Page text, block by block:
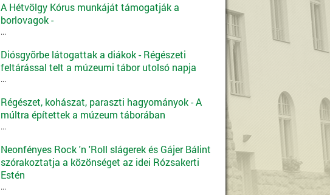
A Hétvölgy Kórus munkáját támogatják a
borlovagok -
...
Diósgyõrbe látogattak a diákok - Régészeti
feltárással telt a múzeumi tábor utolsó napja
...
Régészet, kohászat, paraszti hagyományok - A
múltra építettek a múzeum táborában
...
Neonfényes Rock 'n 'Roll slágerek és Gájer Bálint
szórakoztatja a közönséget az idei Rózsakerti
Estén
...